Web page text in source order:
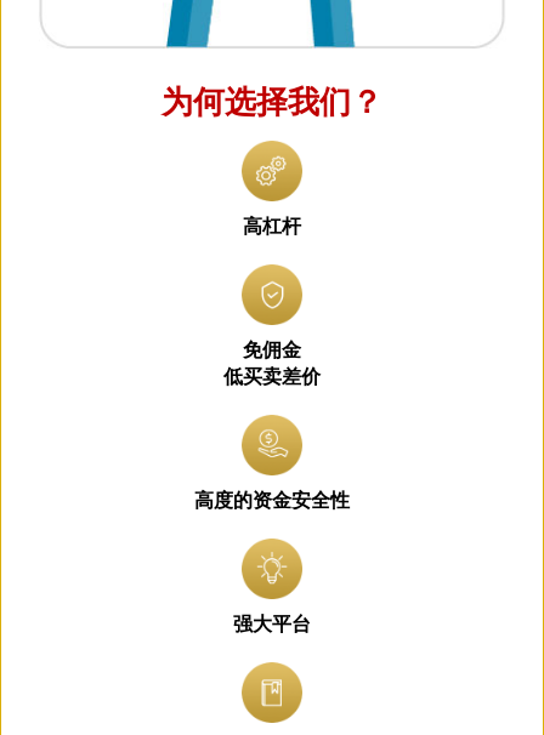
为何选择我们？
高杠杆
免佣金
低买卖差价
高度的资金安全性
强大平台